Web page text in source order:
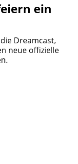
ein
Dreamcast,
neue offizielle